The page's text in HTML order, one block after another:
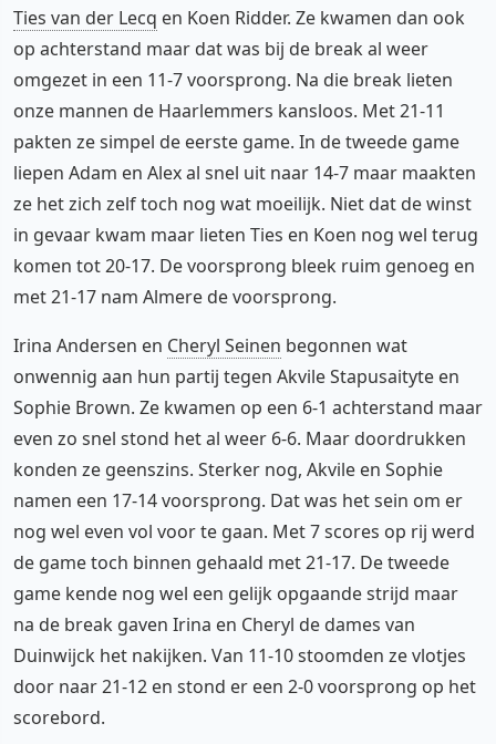
Ties van der Lecq en Koen Ridder. Ze kwamen dan ook
op achterstand maar dat was bij de break al weer
omgezet in een 11-7 voorsprong. Na die break lieten
onze mannen de Haarlemmers kansloos. Met 21-11
pakten ze simpel de eerste game. In de tweede game
liepen Adam en Alex al snel uit naar 14-7 maar maakten
ze het zich zelf toch nog wat moeilijk. Niet dat de winst
in gevaar kwam maar lieten Ties en Koen nog wel terug
komen tot 20-17. De voorsprong bleek ruim genoeg en
met 21-17 nam Almere de voorsprong.
Irina Andersen en Cheryl Seinen begonnen wat
onwennig aan hun partij tegen Akvile Stapusaityte en
Sophie Brown. Ze kwamen op een 6-1 achterstand maar
even zo snel stond het al weer 6-6. Maar doordrukken
konden ze geenszins. Sterker nog, Akvile en Sophie
namen een 17-14 voorsprong. Dat was het sein om er
nog wel even vol voor te gaan. Met 7 scores op rij werd
de game toch binnen gehaald met 21-17. De tweede
game kende nog wel een gelijk opgaande strijd maar
na de break gaven Irina en Cheryl de dames van
Duinwijck het nakijken. Van 11-10 stoomden ze vlotjes
door naar 21-12 en stond er een 2-0 voorsprong op het
scorebord.